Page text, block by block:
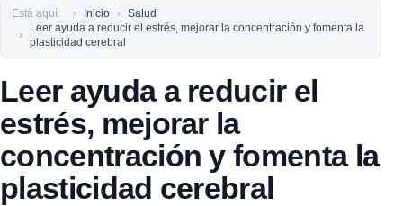
Está aquí: Inicio
Salud
Leer ayuda a reducir el estrés, mejorar la concentración y fomenta la
plasticidad cerebral
Leer ayuda a reducir el
estrés, mejorar la
concentración y fomenta la
plasticidad cerebral